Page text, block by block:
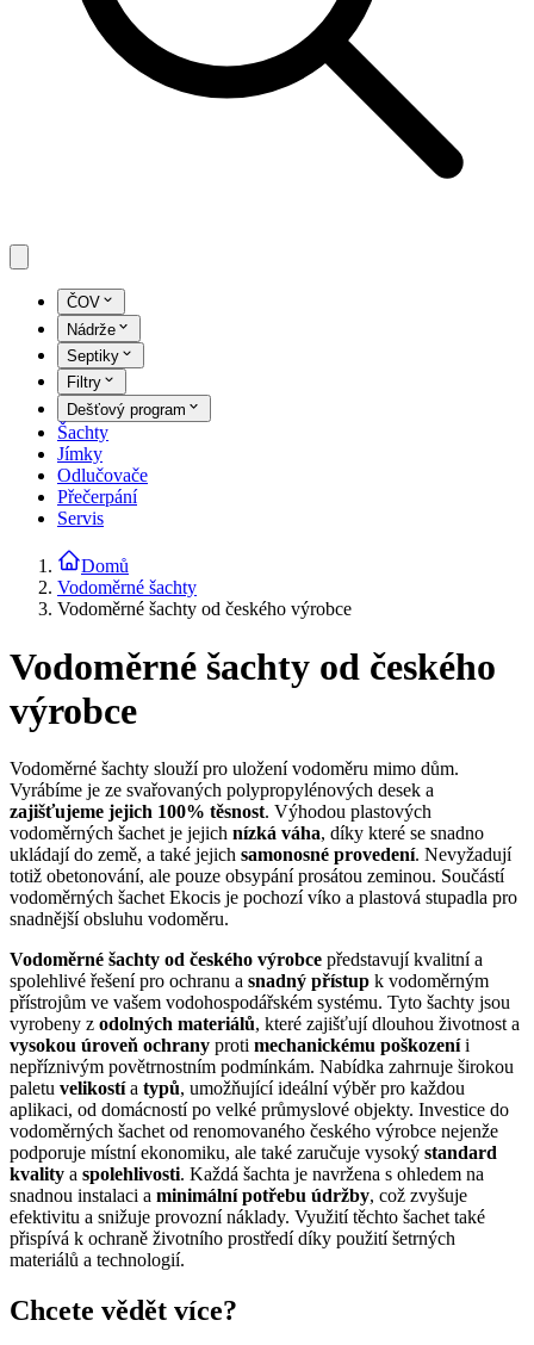
ČOV
Nádrže
Septiky
Filtry
Dešťový program
Šachty
Jímky
Odlučovače
Přečerpání
Servis
Domů
Vodoměrné šachty
Vodoměrné šachty od českého výrobce
Vodoměrné šachty od českého
výrobce
Vodoměrné šachty slouží pro uložení vodoměru mimo dům.
Vyrábíme je ze svařovaných polypropylénových desek a
zajišťujeme jejich 100% těsnost. Výhodou plastových
vodoměrných šachet je jejich nízká váha, díky které se snadno
ukládají do země, a také jejich samonosné provedení. Nevyžadují
totiž obetonování, ale pouze obsypání prosátou zeminou. Součástí
vodoměrných šachet Ekocis je pochozí víko a plastová stupadla pro
snadnější obsluhu vodoměru.
Vodoměrné šachty od českého výrobce představují kvalitní a
spolehlivé řešení pro ochranu a snadný přístup k vodoměrným
přístrojům ve vašem vodohospodářském systému. Tyto šachty jsou
vyrobeny z odolných materiálů, které zajišťují dlouhou životnost a
vysokou úroveň ochrany proti mechanickému poškozeníi
nepříznivým povětrnostním podmínkám. Nabídka zahrnuje širokou
paletu velikostía typů, umožňující ideální výběr pro každou
aplikaci, od domácností po velké průmyslové objekty. Investice do
vodoměrných šachet od renomovaného českého výrobce nejenže
podporuje místní ekonomiku, ale také zaručuje vysoký standard
kvality a spolehlivosti. Každá šachta je navržena s ohledem na
snadnou instalaci a minimální potřebu údržby, což zvyšuje
efektivitu a snižuje provozní náklady. Využití těchto šachet také
přispívá k ochraně životního prostředí díky použití šetrných
materiálů a technologií.
Chcete vědět více?